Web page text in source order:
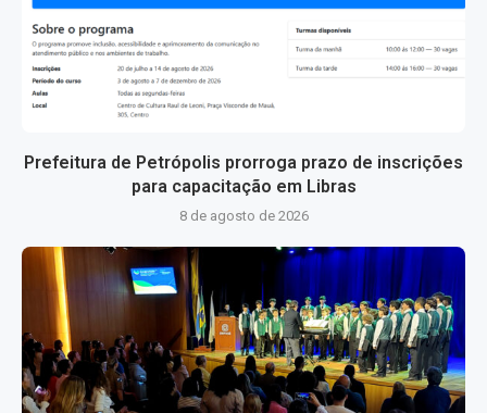
Prefeitura de Petrópolis prorroga prazo de inscrições
para capacitação em Libras
8 de agosto de 2026